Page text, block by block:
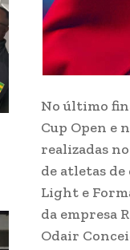
No último
Cup Open e
realizadas
de atletas
Light e
da empresa
Odair